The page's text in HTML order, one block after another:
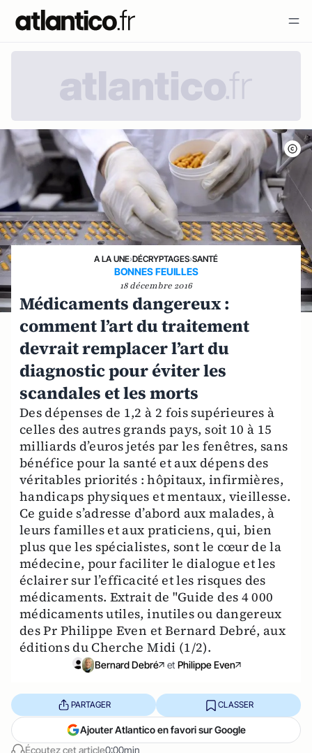
A LA UNE›DÉCRYPTAGES›SANTÉ
BONNES FEUILLES
18 décembre 2016
Médicaments dangereux :
comment l’art du traitement
devrait remplacer l’art du
diagnostic pour éviter les
scandales et les morts
Des dépenses de 1,2 à 2 fois supérieures à
celles des autres grands pays, soit 10 à 15
milliards d’euros jetés par les fenêtres, sans
bénéfice pour la santé et aux dépens des
véritables priorités : hôpitaux, infirmières,
handicaps physiques et mentaux, vieillesse.
Ce guide s’adresse d’abord aux malades, à
leurs familles et aux praticiens, qui, bien
plus que les spécialistes, sont le cœur de la
médecine, pour faciliter le dialogue et les
éclairer sur l’efficacité et les risques des
médicaments. Extrait de "Guide des 4 000
médicaments utiles, inutiles ou dangereux
des Pr Philippe Even et Bernard Debré, aux
éditions du Cherche Midi (1/2).
Bernard Debré et Philippe Even
Écoutez cet article0:00min
PARTAGER CLASSER
Ajouter Atlantico en favori sur Google